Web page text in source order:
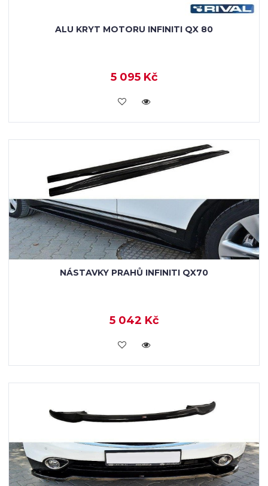
ALU KRYT MOTORU INFINITI QX 80
5 095 Kč
KOUPIT
NÁSTAVKY PRAHŮ INFINITI QX70
5 042 Kč
KOUPIT